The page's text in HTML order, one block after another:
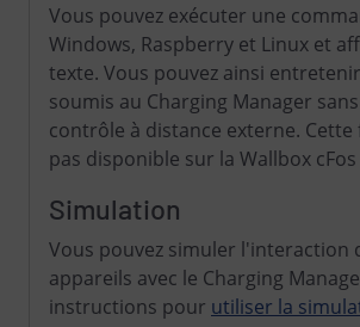
Vous pouvez exécuter une
Windows, Raspberry et Linux et
texte. Vous pouvez ainsi
soumis au Charging Manager
contrôle à distance externe.
pas disponible sur la Wallbox
Simulation
Vous pouvez simuler l'interaction
appareils avec le Charging
instructions pour utiliser la